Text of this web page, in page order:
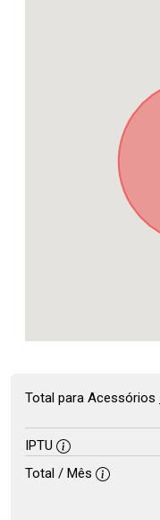
Total para Acessórios
IPTU
Total / Mês